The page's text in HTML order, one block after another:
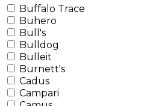
Buffalo Trace
Buhero
Bull's
Bulldog
Bulleit
Burnett's
Cadus
Campari